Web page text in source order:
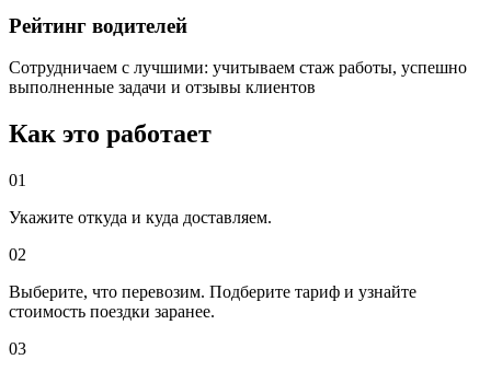
Рейтинг водителей
Сотрудничаем с лучшими: учитываем стаж работы, успешно
выполненные задачи и отзывы клиентов
Как это работает
01
Укажите откуда и куда доставляем.
02
Выберите, что перевозим. Подберите тариф и узнайте
стоимость поездки заранее.
03